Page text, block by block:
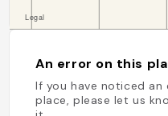
An error on this
If you have noticed an
place, please let us